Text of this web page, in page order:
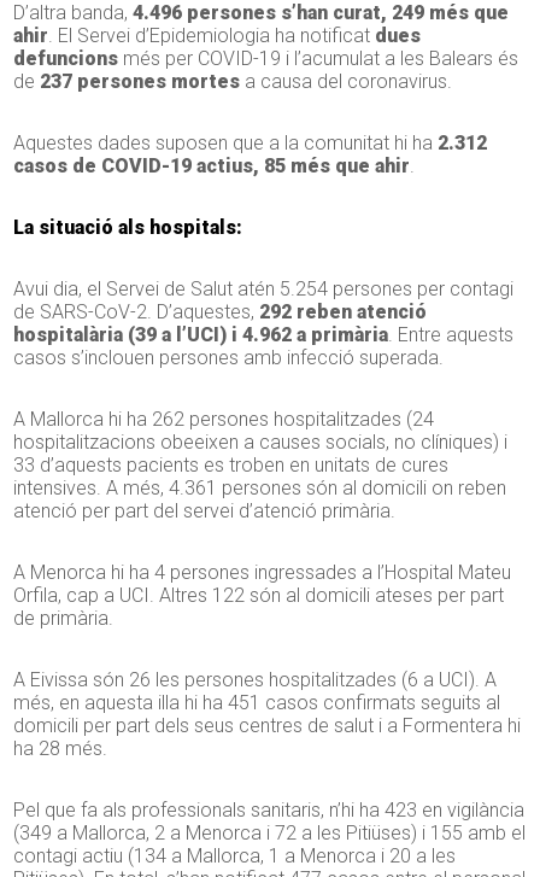
D’altra banda,4.496 persones s’han curat, 249 més que
ahir. El Servei d’Epidemiologia ha notificat dues
defuncions més per COVID-19 i l’acumulat a les Balears és
de 237 persones mortes a causa del coronavirus.
Aquestes dades suposen que a la comunitat hi ha 2.312
casos de COVID-19 actius, 85 més que ahir.
La situació als hospitals:
Avui dia, el Servei de Salut atén 5.254 persones per contagi
de SARS-CoV-2. D’aquestes, 292 reben atenció
hospitalària (39 a l’UCI) i 4.962 a primària. Entre aquests
casos s’inclouen persones amb infecció superada.
A Mallorca hi ha 262 persones hospitalitzades (24
hospitalitzacions obeeixen a causes socials, no clíniques) i
33 d’aquests pacients es troben en unitats de cures
intensives. A més, 4.361 persones són al domicili on reben
atenció per part del servei d’atenció primària.
A Menorca hi ha 4 persones ingressades a l’Hospital Mateu
Orfila, cap a UCI. Altres 122 són al domicili ateses per part
de primària.
A Eivissa són 26 les persones hospitalitzades (6 a UCI). A
més, en aquesta illa hi ha 451 casos confirmats seguits al
domicili per part dels seus centres de salut i a Formentera hi
ha 28 més.
Pel que fa als professionals sanitaris, n’hi ha 423 en vigilància
(349 a Mallorca, 2 a Menorca i 72 a les Pitiüses) i 155 amb el
contagi actiu (134 a Mallorca, 1 a Menorca i 20 a les